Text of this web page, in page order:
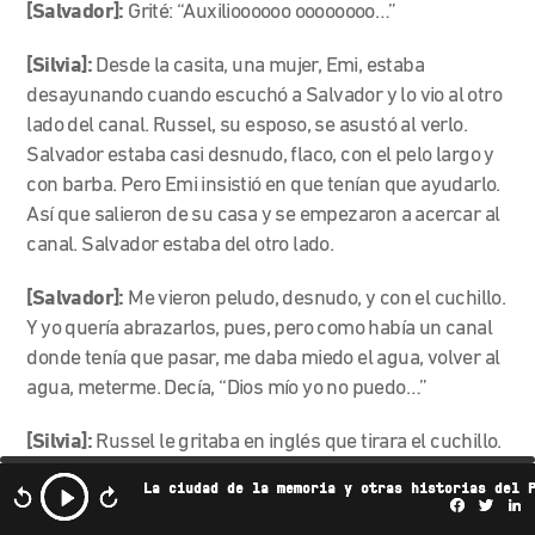
La ciudad de la memoria y otras historias del
[Salvador]: Grité: “Auxilioooooo oooooooo…”
[Silvia]: Desde la casita, una mujer, Emi, estaba
desayunando cuando escuchó a Salvador y lo vio al otro
lado del canal. Russel, su esposo, se asustó al verlo.
Salvador estaba casi desnudo, flaco, con el pelo largo y
con barba. Pero Emi insistió en que tenían que ayudarlo.
Así que salieron de su casa y se empezaron a acercar al
canal. Salvador estaba del otro lado.
[Salvador]: Me vieron peludo, desnudo, y con el cuchillo.
Y yo quería abrazarlos, pues, pero como había un canal
donde tenía que pasar, me daba miedo el agua, volver al
agua, meterme. Decía, “Dios mío yo no puedo…”
[Silvia]: Russel le gritaba en inglés que tirara el cuchillo.
Salvador no entendía inglés, pero entendió las señas, y
no quería deshacerse de su cuchillo
—
había sido clave